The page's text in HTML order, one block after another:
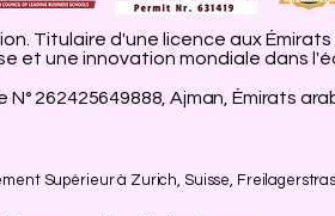
Titulaire d'une licence aux
et une innovation mondiale dans
N° 262425649888, Ajman, Émirats
Supérieur à Zurich, Suisse,